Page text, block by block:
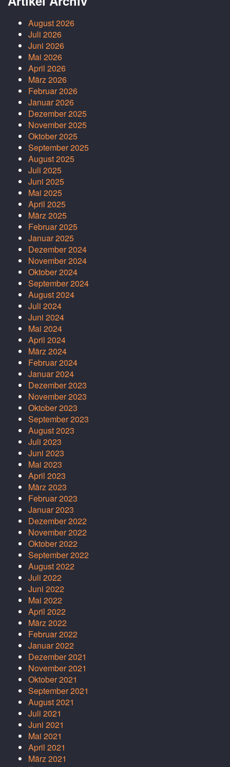
August 2026
Juli 2026
Juni 2026
Mai 2026
April 2026
März 2026
Februar 2026
Januar 2026
Dezember 2025
November 2025
Oktober 2025
September 2025
August 2025
Juli 2025
Juni 2025
Mai 2025
April 2025
März 2025
Februar 2025
Januar 2025
Dezember 2024
November 2024
Oktober 2024
September 2024
August 2024
Juli 2024
Juni 2024
Mai 2024
April 2024
März 2024
Februar 2024
Januar 2024
Dezember 2023
November 2023
Oktober 2023
September 2023
August 2023
Juli 2023
Juni 2023
Mai 2023
April 2023
März 2023
Februar 2023
Januar 2023
Dezember 2022
November 2022
Oktober 2022
September 2022
August 2022
Juli 2022
Juni 2022
Mai 2022
April 2022
März 2022
Februar 2022
Januar 2022
Dezember 2021
November 2021
Oktober 2021
September 2021
August 2021
Juli 2021
Juni 2021
Mai 2021
April 2021
März 2021